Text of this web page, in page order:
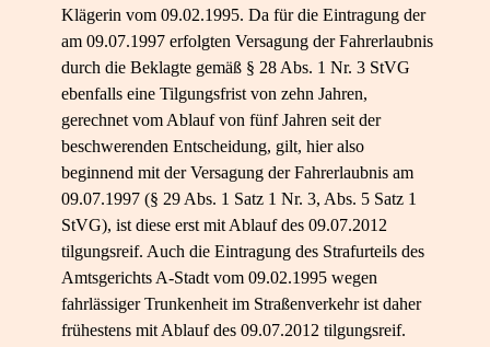
Klägerin vom 09.02.1995. Da für die Eintragung der
am 09.07.1997 erfolgten Versagung der Fahrerlaubnis
durch die Beklagte gemäß § 28 Abs. 1 Nr. 3 StVG
ebenfalls eine Tilgungsfrist von zehn Jahren,
gerechnet vom Ablauf von fünf Jahren seit der
beschwerenden Entscheidung, gilt, hier also
beginnend mit der Versagung der Fahrerlaubnis am
09.07.1997 (§ 29 Abs. 1 Satz 1 Nr. 3, Abs. 5 Satz 1
StVG), ist diese erst mit Ablauf des 09.07.2012
tilgungsreif. Auch die Eintragung des Strafurteils des
Amtsgerichts A-Stadt vom 09.02.1995 wegen
fahrlässiger Trunkenheit im Straßenverkehr ist daher
frühestens mit Ablauf des 09.07.2012 tilgungsreif.